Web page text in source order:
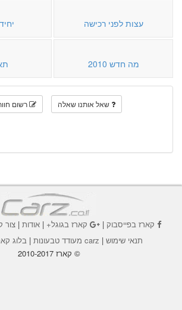
עצות לפני רכישה
מה חדש 2010
שאל אותנו שאלה רשום
קארז בפייסבוק| קארז בגוגל+|אודות |צור
תנאי שימוש | carz מעודד טבעונות |בלוג
© קארז 2010-2017